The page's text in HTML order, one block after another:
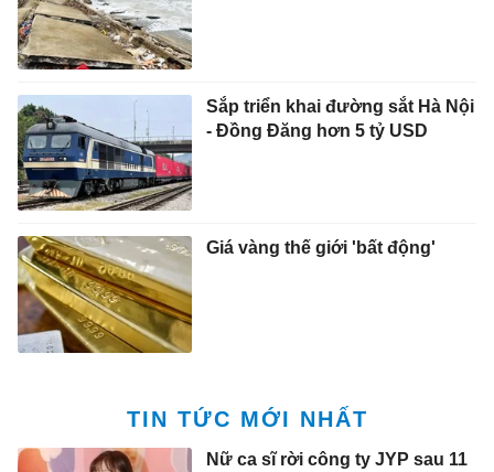
Sắp triển khai đường sắt Hà Nội
- Đồng Đăng hơn 5 tỷ USD
Giá vàng thế giới 'bất động'
TIN TỨC MỚI NHẤT
Nữ ca sĩ rời công ty JYP sau 11